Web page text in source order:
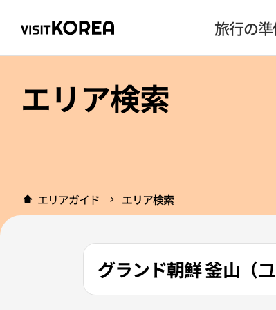
旅行の
エリア検索
エリアガイド エリア検索
グランド朝鮮 釜山（그